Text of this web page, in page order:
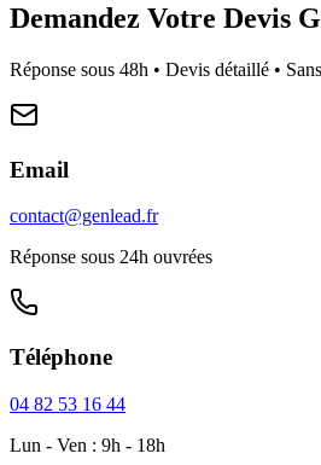
Demandez Votre Devis
Réponse sous 48h • Devis détaillé •
Email
contact@genlead.fr
Réponse sous 24h ouvrées
Téléphone
04 82 53 16 44
Lun - Ven : 9h - 18h